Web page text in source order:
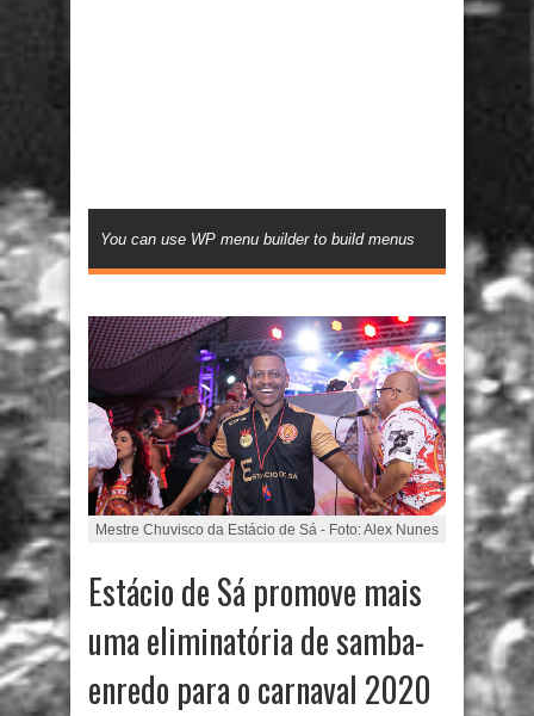
You can use WP menu builder to build menus
Mestre Chuvisco da Estácio de Sá - Foto: Alex Nunes
Estácio de Sá promove mais
uma eliminatória de samba-
enredo para o carnaval 2020